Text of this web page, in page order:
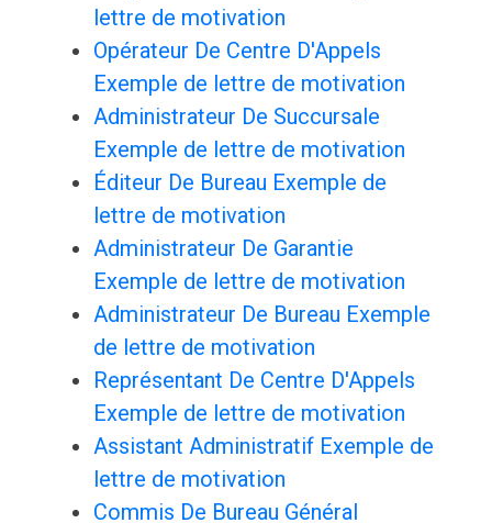
lettre de motivation
Opérateur De Centre D'Appels
Exemple de lettre de motivation
Administrateur De Succursale
Exemple de lettre de motivation
Éditeur De Bureau Exemple de
lettre de motivation
Administrateur De Garantie
Exemple de lettre de motivation
Administrateur De Bureau Exemple
de lettre de motivation
Représentant De Centre D'Appels
Exemple de lettre de motivation
Assistant Administratif Exemple de
lettre de motivation
Commis De Bureau Général